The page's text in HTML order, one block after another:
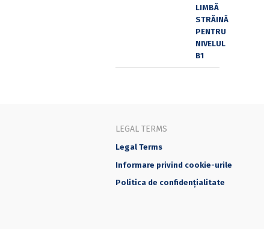
LEGAL TERMS
Legal Terms
Informare privind cookie-urile
Politica de confidențialitate